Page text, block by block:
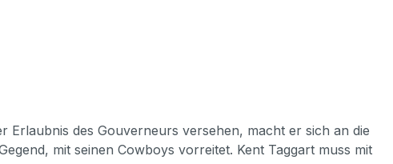
Erlaubnis des Gouverneurs versehen, macht er sich an die
mit seinen Cowboys vorreitet. Kent Taggart muss mit